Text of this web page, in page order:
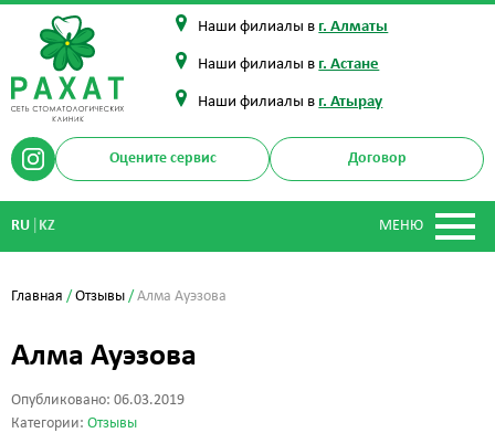
Наши филиалы в г. Алматы
Наши филиалы в г. Астане
Наши филиалы в г. Атырау
Оцените сервис Договор
МЕНЮ
RU KZ
Главная /Отзывы /Алма Ауэзова
Алма Ауэзова
Опубликовано: 06.03.2019
Категории: Отзывы